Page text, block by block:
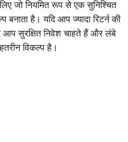
जो नियमित रूप से एक सुनिश्चित
है। यदि आप ज्यादा रिटर्न की
सुरक्षित निवेश चाहते हैं और लंबे
विकल्प है।